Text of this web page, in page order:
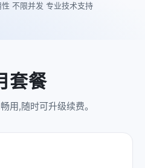
不限并发 专业技术支持
套餐
用,随时可升级续费。